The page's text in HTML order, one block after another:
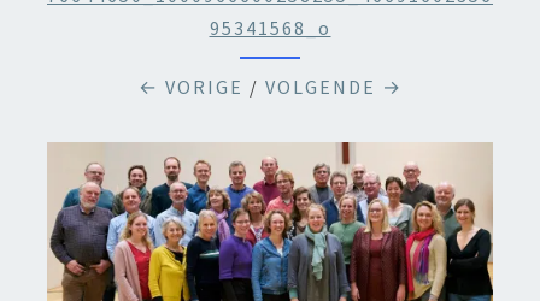
95341568_o
← VORIGE / VOLGENDE →